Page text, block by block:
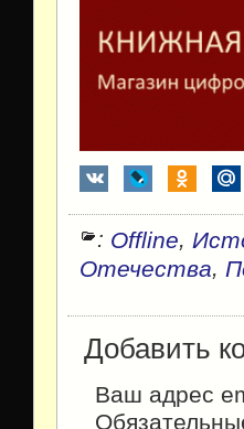
: Offline,
Отечества,
Добавить
Ваш адрес